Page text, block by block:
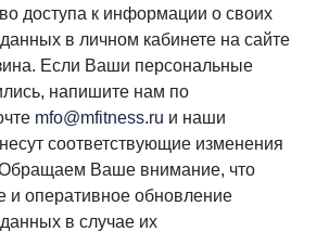
доступа к информации о своих
в личном кабинете на сайте
Если Ваши персональные
напишите нам по
mfo@mfitness.ru и наши
соответствующие изменения
Обращаем Ваше внимание, что
и оперативное обновление
в случае их